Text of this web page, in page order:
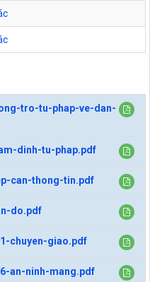
tro-tu-phap-ve-dan-
dinh-tu-phap.pdf
can-thong-tin.pdf
do.pdf
chuyen-giao.pdf
an-ninh-mang.pdf